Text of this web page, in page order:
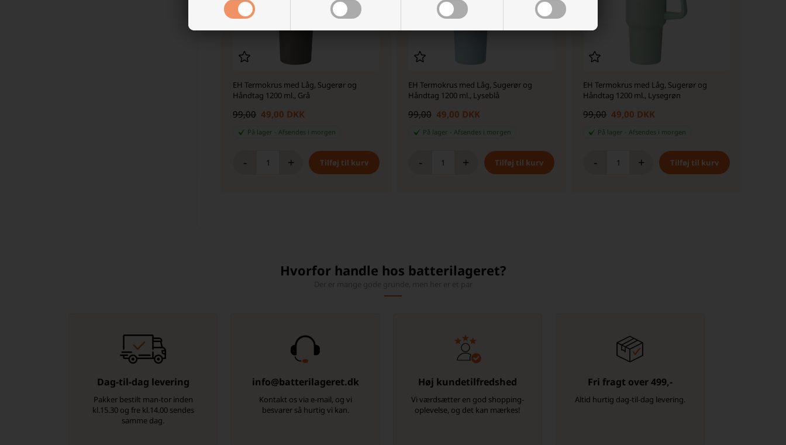
EH Termokrus med Låg, Sugerør og
Håndtag 1200 ml., Grå
99,00 49,00 DKK
På lager Afsendes i morgen
- +
EH Termokrus med Låg, Sugerør og
Håndtag 1200 ml., Lyseblå
99,00 49,00 DKK
På lager Afsendes i morgen
- +
EH Termokrus med Låg, Sugerør og
Håndtag 1200 ml., Lysegrøn
99,00 49,00 DKK
På lager Afsendes i morgen
- +
Hvorfor handle hos batterilageret?
Dag-til-dag levering
Pakker bestilt man-tor inden
kl.15.30 og fre kl.14.00 sendes
samme dag.
info@batterilageret.dk
Kontakt os via e-mail, og vi
besvarer så hurtig vi kan.
Høj kundetilfredshed
Vi værdsætter en god shopping-
oplevelse, og det kan mærkes!
Fri fragt over 499,-
Altid hurtig dag-til-dag levering.